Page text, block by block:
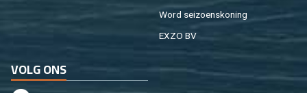
Word sei­zoens­ko­ning
EXZO BV
VOLG ONS